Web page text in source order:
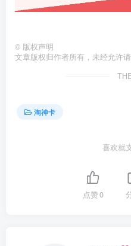
© 版权声明
文章版权归作者所有，未经允许请
淘神卡
喜欢就
点赞0